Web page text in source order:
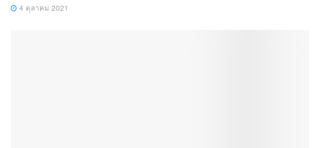
4 ตุลาคม 2021